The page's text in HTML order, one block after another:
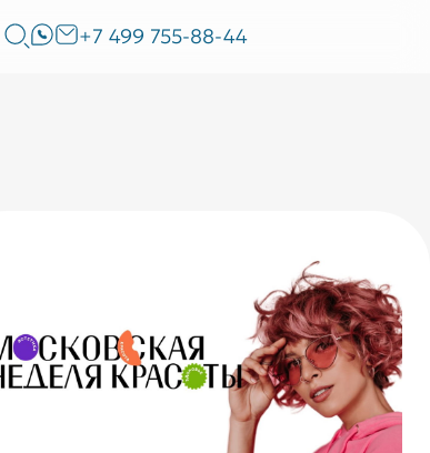
+7 499 755-88-44